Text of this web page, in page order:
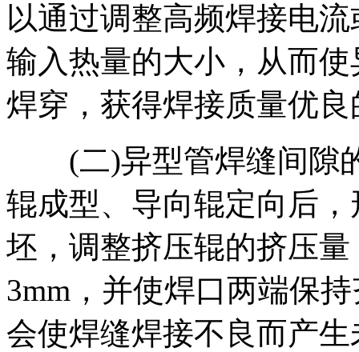
以通过调整高频焊接电
输入热量的大小，从而
焊穿，获得焊接质量优
(二)异型管焊缝间隙
辊成型、导向辊定向后
坯，调整挤压辊的挤压
3mm，并使焊口两端保
会使焊缝焊接不良而产